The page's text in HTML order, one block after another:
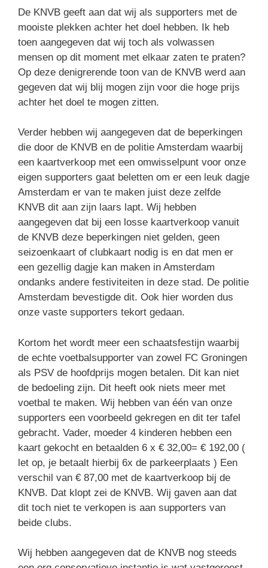
De KNVB geeft aan dat wij als supporters met de
mooiste plekken achter het doel hebben. Ik heb
toen aangegeven dat wij toch als volwassen
mensen op dit moment met elkaar zaten te praten?
Op deze denigrerende toon van de KNVB werd aan
gegeven dat wij blij mogen zijn voor die hoge prijs
achter het doel te mogen zitten.
Verder hebben wij aangegeven dat de beperkingen
die door de KNVB en de politie Amsterdam waarbij
een kaartverkoop met een omwisselpunt voor onze
eigen supporters gaat beletten om er een leuk dagje
Amsterdam er van te maken juist deze zelfde
KNVB dit aan zijn laars lapt. Wij hebben
aangegeven dat bij een losse kaartverkoop vanuit
de KNVB deze beperkingen niet gelden, geen
seizoenkaart of clubkaart nodig is en dat men er
een gezellig dagje kan maken in Amsterdam
ondanks andere festiviteiten in deze stad. De politie
Amsterdam bevestigde dit. Ook hier worden dus
onze vaste supporters tekort gedaan.
Kortom het wordt meer een schaatsfestijn waarbij
de echte voetbalsupporter van zowel FC Groningen
als PSV de hoofdprijs mogen betalen. Dit kan niet
de bedoeling zijn. Dit heeft ook niets meer met
voetbal te maken. Wij hebben van één van onze
supporters een voorbeeld gekregen en dit ter tafel
gebracht. Vader, moeder 4 kinderen hebben een
kaart gekocht en betaalden 6 x € 32,00= € 192,00 (
let op, je betaalt hierbij 6x de parkeerplaats ) Een
verschil van € 87,00 met de kaartverkoop bij de
KNVB. Dat klopt zei de KNVB. Wij gaven aan dat
dit toch niet te verkopen is aan supporters van
beide clubs.
Wij hebben aangegeven dat de KNVB nog steeds